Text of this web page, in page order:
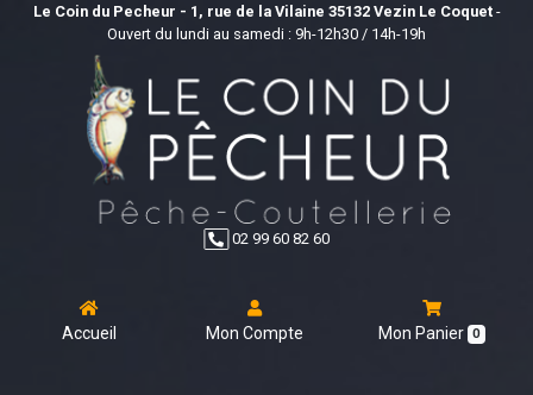
Le Coin du Pecheur - 1, rue de la Vilaine 35132 Vezin Le Coquet-
Ouvert du lundi au samedi : 9h-12h30 / 14h-19h
02 99 60 82 60
Accueil Mon Compte Mon Panier 0